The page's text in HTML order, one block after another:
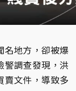
名地方，卻被爆
警調查發現，洪
賣文件，導致多